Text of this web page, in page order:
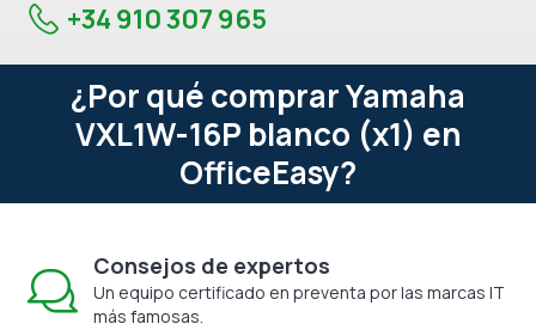
+34 910 307 965
¿Por qué comprar Yamaha
VXL1W-16P blanco (x1) en
OfficeEasy?
Consejos de expertos
Un equipo certificado en preventa por las marcas IT
más famosas.